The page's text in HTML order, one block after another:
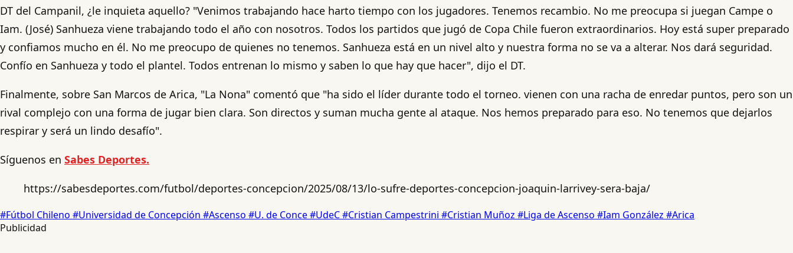
DT del Campanil, ¿le inquieta aquello? "Venimos trabajando hace harto tiempo con los jugadores. Tenemos recambio. No me preocupa si juegan Campe o
Iam. (José) Sanhueza viene trabajando todo el año con nosotros. Todos los partidos que jugó de Copa Chile fueron extraordinarios. Hoy está super preparado
y confiamos mucho en él. No me preocupo de quienes no tenemos. Sanhueza está en un nivel alto y nuestra forma no se va a alterar. Nos dará seguridad.
Confío en Sanhueza y todo el plantel. Todos entrenan lo mismo y saben lo que hay que hacer", dijo el DT.
Finalmente, sobre San Marcos de Arica, "La Nona" comentó que "ha sido el líder durante todo el torneo. vienen con una racha de enredar puntos, pero son un
rival complejo con una forma de jugar bien clara. Son directos y suman mucha gente al ataque. Nos hemos preparado para eso. No tenemos que dejarlos
respirar y será un lindo desafío".
Síguenos en Sabes Deportes.
https://sabesdeportes.com/futbol/deportes-concepcion/2025/08/13/lo-sufre-deportes-concepcion-joaquin-larrivey-sera-baja/
#Fútbol Chileno #Universidad de Concepción #Ascenso #U. de Conce#UdeC#Cristian Campestrini #Cristian Muñoz #Liga de Ascenso #Iam González #Arica
Publicidad